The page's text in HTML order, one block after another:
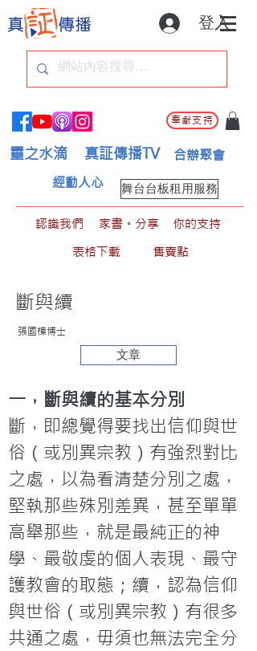
登入
奉獻支持
靈之水滴 真証傳播TV 合辦聚會
舞台台板租用服務
經動人心
認識我們 家書。分享
你的支持
表格下載
售賣點
斷與續
張國棟博士
文章
一，斷與續的基本分別
斷，即總覺得要找出信仰與世
俗（或別異宗教）有強烈對比
之處，以為看清楚分別之處，
堅執那些殊別差異，甚至單單
高舉那些，就是最純正的神
學、最敬虔的個人表現、最守
護教會的取態；續，認為信仰
與世俗（或別異宗教）有很多
共通之處，毋須也無法完全分